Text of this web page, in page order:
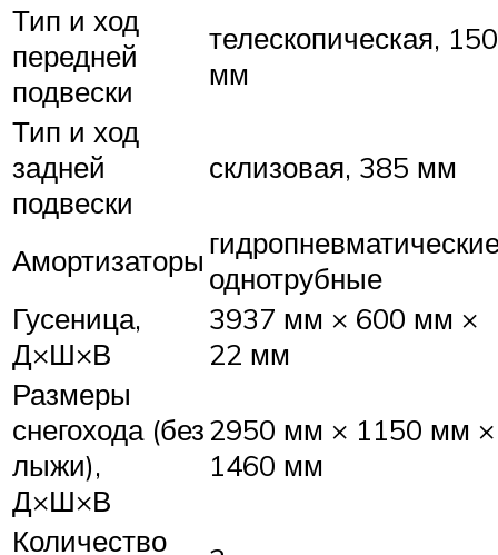
Тип и ход
передней
подвески
телескопическая, 150
мм
Тип и ход
задней
подвески
склизовая, 385 мм
Амортизаторы однотрубные
Гусеница,
Д×Ш×В
3937 мм × 600 мм ×
22 мм
Размеры
снегохода (без
лыжи),
Д×Ш×В
2950 мм × 1150 мм ×
1460 мм
Количество